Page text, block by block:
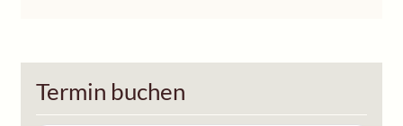
Termin buchen